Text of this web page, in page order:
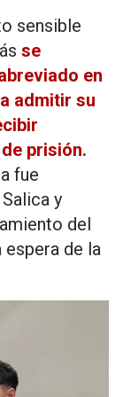
sensible
se
en
admitir su
prisión.
fue
y
del
espera de la